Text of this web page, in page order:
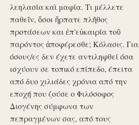
λεηλασία καὶ μαφία. Τι μέλλετε
παθεῖν, ὅσοι ἥρπατε πλῆθος
προτάσεων και ἐπ'εὐκαιρία τοῦ
παρόντος ἀποφέρεσθε; Κόλασις. Για
όσους/ες δεν έχετε αντιληφθεί όσα
ισχύουν σε τοπικό επίπεδο, έπειτα
από δυο χιλιάδες χρόνια από την
εποχή που ζούσε ο Φιλόσοφος
Διογένης σύμφωνα των
πεπραγμένων σας, από τους